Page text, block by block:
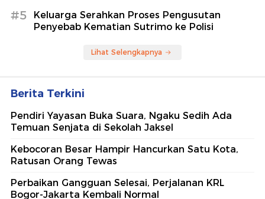
#5
Keluarga Serahkan Proses Pengusutan
Penyebab Kematian Sutrimo ke Polisi
Lihat Selengkapnya
Berita Terkini
Pendiri Yayasan Buka Suara, Ngaku Sedih Ada
Temuan Senjata di Sekolah Jaksel
Kebocoran Besar Hampir Hancurkan Satu Kota,
Ratusan Orang Tewas
Perbaikan Gangguan Selesai, Perjalanan KRL
Bogor-Jakarta Kembali Normal